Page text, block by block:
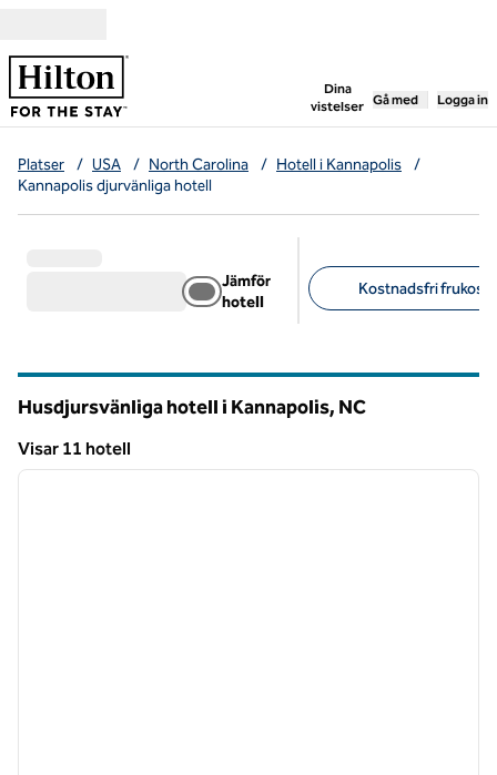
Dina
vistelser
,öppnar ny flik
Gå med Logga in
Platser / USA / North Carolina / Hotell i Kannapolis
/
Kannapolis djurvänliga hotell
Jämför
hotell
Kostnadsfri frukost
Husdjursvänliga hotell i Kannapolis, NC
Visar 11 hotell
Visar 11 hotell
1 av 12
nästa